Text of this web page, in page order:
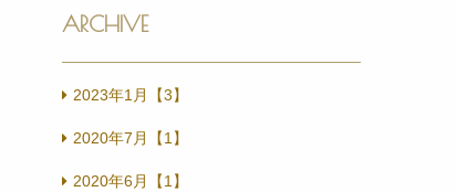
Recipe